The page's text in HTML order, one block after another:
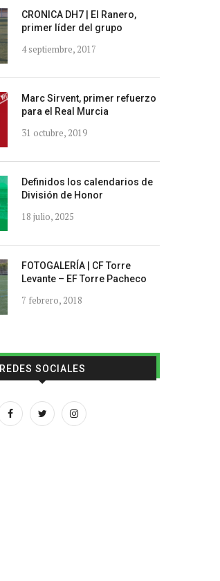
CRONICA DH7 | El Ranero,
primer líder del grupo
4 septiembre, 2017
Marc Sirvent, primer refuerzo
para el Real Murcia
31 octubre, 2019
Definidos los calendarios de
División de Honor
18 julio, 2025
FOTOGALERÍA | CF Torre
Levante – EF Torre Pacheco
7 febrero, 2018
REDES SOCIALES